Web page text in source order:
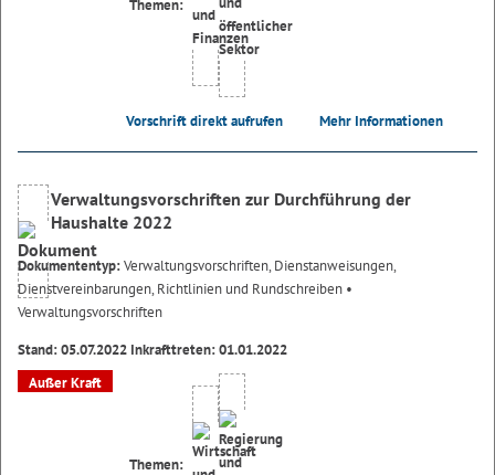
Themen:
Vorschrift direkt aufrufen Mehr Informationen
Verwaltungsvorschriften zur Durchführung der
Haushalte 2022
Dokumententyp:Verwaltungsvorschriften, Dienstanweisungen,
Dienstvereinbarungen, Richtlinien und Rundschreiben •
Verwaltungsvorschriften
Stand: 05.07.2022 Inkrafttreten: 01.01.2022
Außer Kraft
Themen: